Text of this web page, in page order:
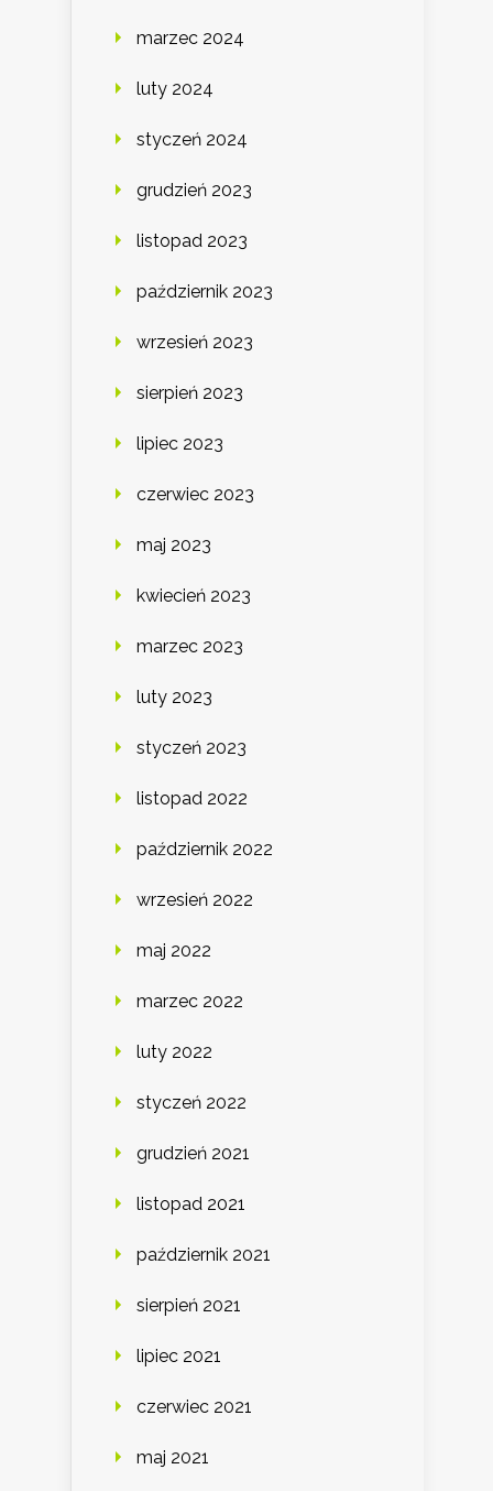
marzec 2024
luty 2024
styczeń 2024
grudzień 2023
listopad 2023
październik 2023
wrzesień 2023
sierpień 2023
lipiec 2023
czerwiec 2023
maj 2023
kwiecień 2023
marzec 2023
luty 2023
styczeń 2023
listopad 2022
październik 2022
wrzesień 2022
maj 2022
marzec 2022
luty 2022
styczeń 2022
grudzień 2021
listopad 2021
październik 2021
sierpień 2021
lipiec 2021
czerwiec 2021
maj 2021